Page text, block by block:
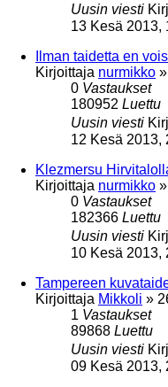
Uusin viesti
13 Kesä 2013,
Ilman taidetta en
Kirjoittaja nurmikko »
0 Vastaukset
180952 Luettu
Uusin viesti
12 Kesä 2013,
Klezmersu
Kirjoittaja nurmikko »
0 Vastaukset
182366 Luettu
Uusin viesti
10 Kesä 2013,
Tampereen
Kirjoittaja Mikkoli »
1 Vastaukset
89868 Luettu
Uusin viesti
09 Kesä 2013,